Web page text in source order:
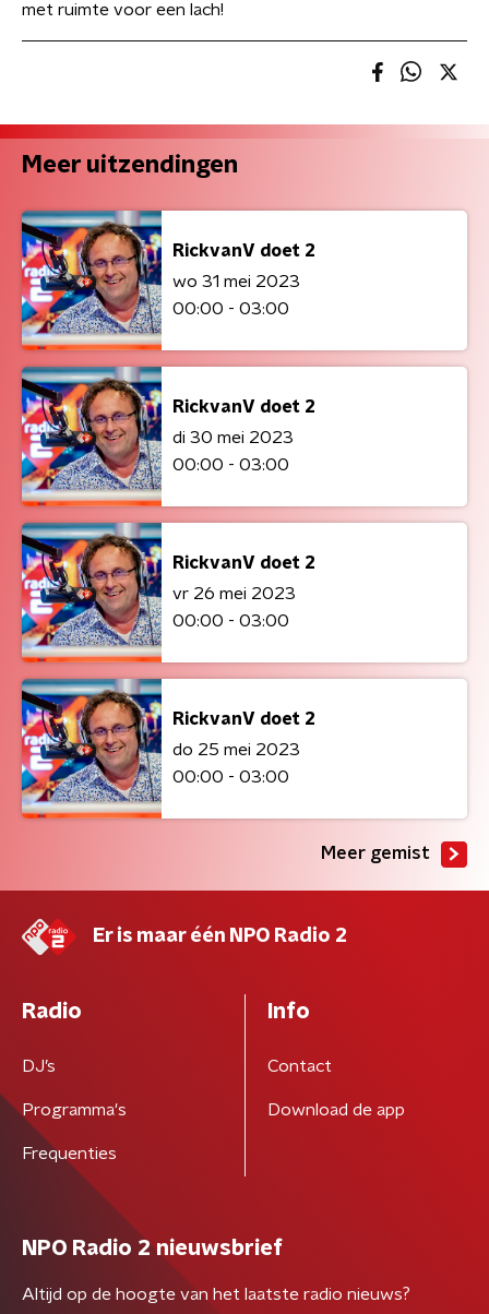
met ruimte voor een lach!
Meer uitzendingen
RickvanV doet 2
wo 31 mei 2023
00:00 - 03:00
RickvanV doet 2
di 30 mei 2023
00:00 - 03:00
RickvanV doet 2
vr 26 mei 2023
00:00 - 03:00
RickvanV doet 2
do 25 mei 2023
00:00 - 03:00
Meer gemist
Er is maar één NPO Radio 2
Radio
DJ’s
Programma's
Frequenties
Info
Contact
Download de app
NPO Radio 2 nieuwsbrief
Altijd op de hoogte van het laatste radio nieuws?